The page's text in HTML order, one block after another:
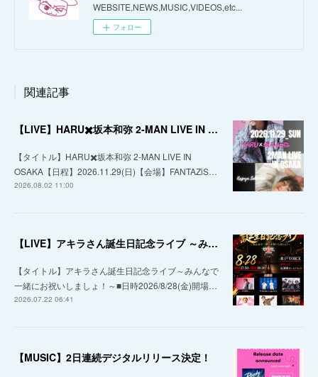
WEBSITE,NEWS,MUSIC,VIDEOS,etc...
フォロー
関連記事
【LIVE】HARU✖️坂本和弥 2-MAN LIVE IN OSAKA
【タイトル】HARU✖️坂本和弥 2-MAN LIVE IN
OSAKA【日程】2026.11.29(日)【会場】FANTAZiS…
2026.08.02 11:00
【LIVE】アキラさん誕生日記念ライブ ～みんなで一緒にお祝いしましょ！～
【タイトル】アキラさん誕生日記念ライブ～みんなで
一緒にお祝いしましょ！～■日時2026/8/28(金)開場…
2026.07.22 06:41
【MUSIC】2日連続デジタルリリース決定！